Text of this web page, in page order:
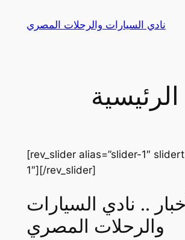
نادي السيارات والرحلات المصري
الرئيسية
[rev_slider alias=”slider-1″
1″][/rev_slider]
.. نادي السيارات
والرحلات المصري